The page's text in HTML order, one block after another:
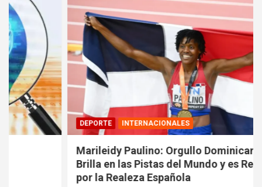
DEPORTE INTERNACIONALES
Marileidy Paulino: Orgullo Dominicano que
Brilla en las Pistas del Mundo y es Reconocida
por la Realeza Española